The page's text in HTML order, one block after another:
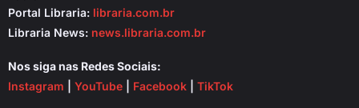
Portal Libraria: libraria.com.br
Libraria News: news.libraria.com.br
Nos siga nas Redes Sociais:
Instagram
YouTube Facebook TikTok